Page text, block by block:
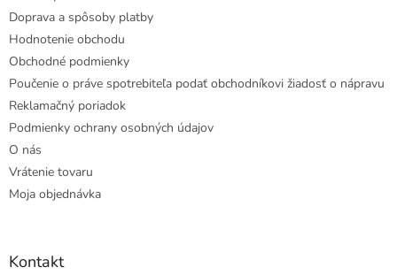
Doprava a spôsoby platby
Hodnotenie obchodu
Obchodné podmienky
Poučenie o práve spotrebiteľa podať obchodníkovi žiadosť o nápravu
Reklamačný poriadok
Podmienky ochrany osobných údajov
O nás
Vrátenie tovaru
Moja objednávka
Kontakt